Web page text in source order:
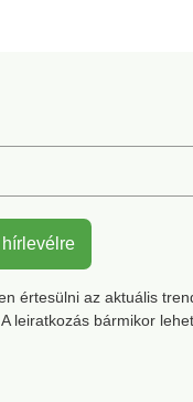
értesülni az aktuális
leiratkozás bármikor